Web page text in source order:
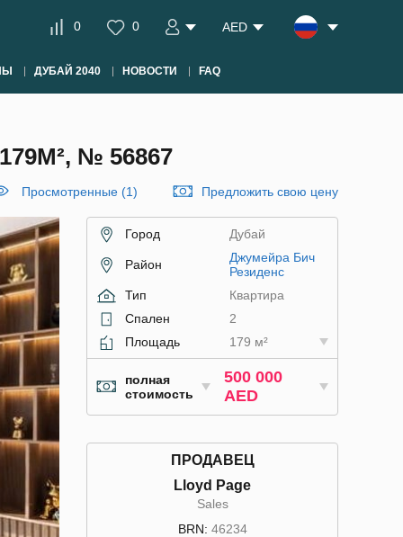
0 0 AED
ДУБАЙ 2040 НОВОСТИ FAQ
№ 56867
Просмотренные (1) Предложить свою цену
Город Дубай
Район
Джумейра Бич
Резиденс
Тип
Квартира
Спален
2
Площадь
179 м²
полная
стоимость
500 000
AED
ПРОДАВЕЦ
Lloyd Page
Sales
BRN: 46234